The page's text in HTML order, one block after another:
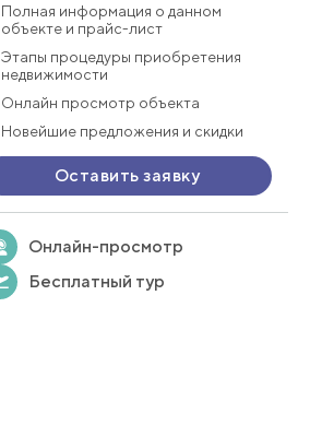
Полная информация о данном
объекте и прайс-лист
Этапы процедуры приобретения
недвижимости
Онлайн просмотр объекта
Новейшие предложения и скидки
Оставить заявку
Онлайн-просмотр
Бесплатный тур